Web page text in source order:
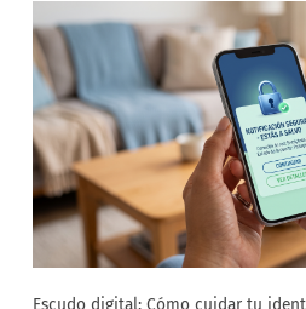
Escudo digital: Cómo cuidar tu